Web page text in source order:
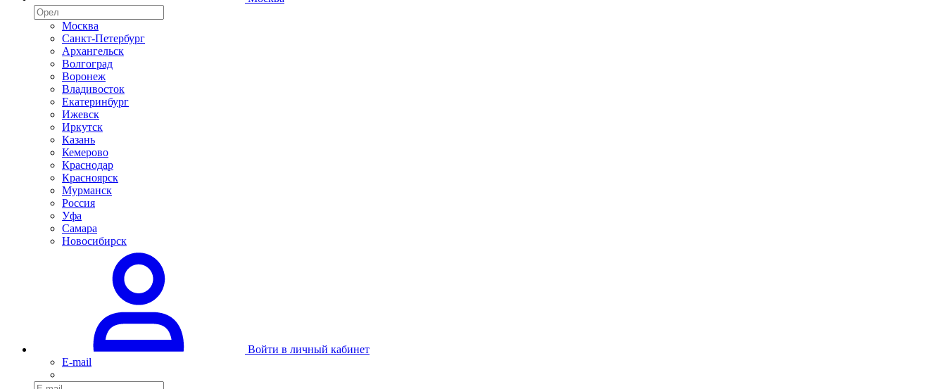
Москва
Санкт-Петербург
Архангельск
Волгоград
Воронеж
Владивосток
Екатеринбург
Ижевск
Иркутск
Казань
Кемерово
Краснодар
Красноярск
Мурманск
Россия
Уфа
Самара
Новосибирск
Войти в личный кабинет
E-mail